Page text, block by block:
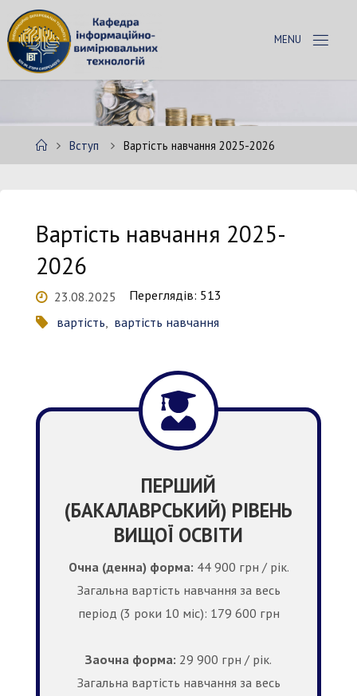
Skip
to
content
АФ
ЕД
РА
ІВ
HomeВступ Вартість навчання 2025-2026
Вартість навчання 2025-
2026
23.08.2025
вартість, вартість навчання
Переглядів: 513
ПЕРШИЙ
(БАКАЛАВРСЬКИЙ) РІВЕНЬ
ВИЩОЇ ОСВІТИ
Очна (денна) форма: 44 900 грн / рік.
Загальна вартість навчання за весь
період (3 роки 10 міс): 179 600 грн
Заочна форма: 29 900 грн / рік.
Загальна вартість навчання за весь